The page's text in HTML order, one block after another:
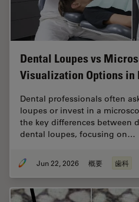
Dental Loupes vs
Visualization Options in
Dental professionals often
loupes or invest in a
the key differences between
dental loupes, focusing on…
Jun 22, 2026 概要 歯科